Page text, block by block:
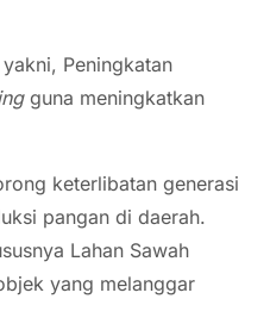
Peningkatan
guna meningkatkan
keterlibatan generasi
pangan di daerah.
Lahan Sawah
yang melanggar